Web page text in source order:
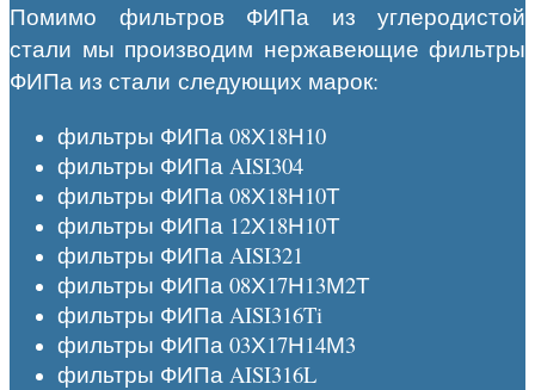
Помимо фильтров ФИПа из углеродистой
стали мы производим нержавеющие фильтры
ФИПа из стали следующих марок:
фильтры ФИПа 08Х18Н10
фильтры ФИПа AISI304
фильтры ФИПа 08Х18Н10Т
фильтры ФИПа 12Х18Н10Т
фильтры ФИПа AISI321
фильтры ФИПа 08Х17Н13М2Т
фильтры ФИПа AISI316Ti
фильтры ФИПа 03Х17Н14М3
фильтры ФИПа AISI316L